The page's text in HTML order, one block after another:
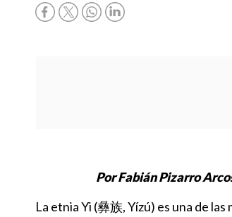
Por Fabián Pizarro
La etnia Yi (彝族, Yízú) es una de